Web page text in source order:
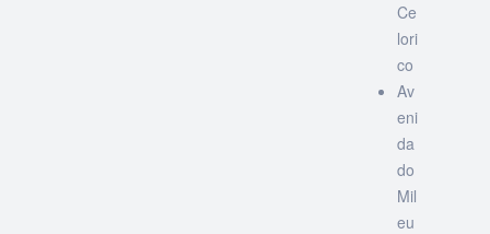
Ce
lori
co
Av
eni
da
do
Mil
eu